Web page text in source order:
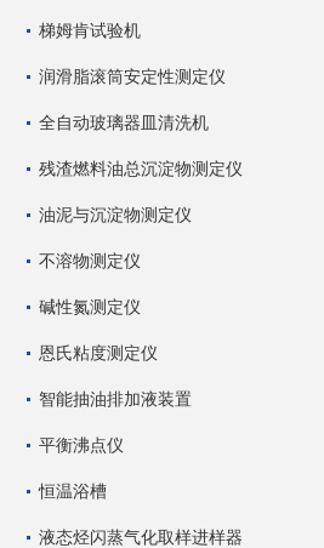
梯姆肯试验机
润滑脂滚筒安定性测定仪
全自动玻璃器皿清洗机
残渣燃料油总沉淀物测定仪
油泥与沉淀物测定仪
不溶物测定仪
碱性氮测定仪
恩氏粘度测定仪
智能抽油排加液装置
平衡沸点仪
恒温浴槽
液态烃闪蒸气化取样进样器